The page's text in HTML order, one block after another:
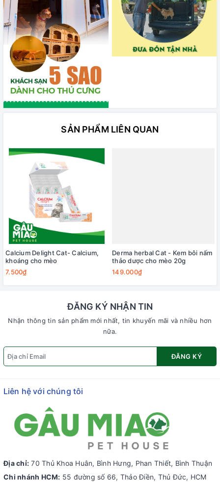
SẢN PHẨM LIÊN QUAN
Calcium Delight Cat- Calcium,
khoáng cho mèo
7.500₫
Derma herbal Cat - Kem bôi nấm
thảo dược cho mèo 20g
149.000₫
ĐĂNG KÝ NHẬN TIN
Nhận thông tin sản phẩm mới nhất, tin khuyến mãi và nhiều hơn
nữa.
ĐĂNG KÝ
Liên hệ với chúng tôi
Địa chỉ: 70 Thủ Khoa Huân, Bình Hưng, Phan Thiết, Bình Thuận
Chi nhánh HCM: 55 đường số 66, Thảo Điền, Thủ Đức, HCM